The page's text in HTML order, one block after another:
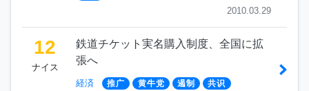
2010.03.29
12
ナイス
鉄道チケット実名購入制度、全国に拡
張へ
経済 推广 黄牛党 遏制 共识